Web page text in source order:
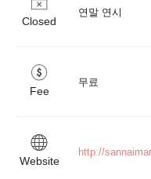
Closed
연말 연시
Fee
무료
Website
http://